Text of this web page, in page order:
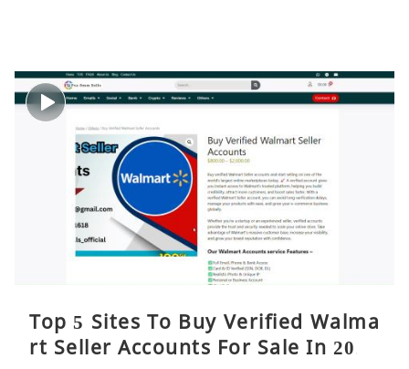
Top 5 Sites To Buy Verified Walma
rt Seller Accounts For Sale In 2026